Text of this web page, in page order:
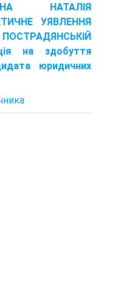
НАТАЛІЯ
УЯВЛЕННЯ
на здобуття
юридичних